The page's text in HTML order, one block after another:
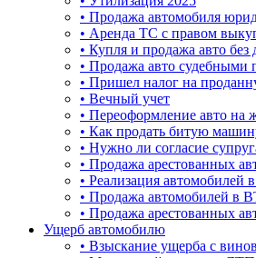
• Продажа автомобиля
• Аренда ТС с правом
• Купля и продажа авто без
• Продажа авто судебными
• Пришел налог на
• Вечный учет
• Переоформление авто на
• Как продать битую
• Нужно ли согласие
• Продажа арестованных
• Реализация автомобилей
• Продажа автомобилей в
• Продажа арестованных
Ущерб автомобилю
• Взыскание ущерба с